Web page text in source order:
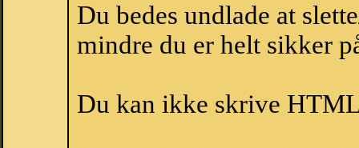
Du bedes undlade at
mindre du er helt sikker
Du kan ikke skrive